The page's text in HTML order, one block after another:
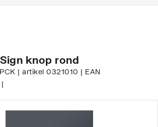
knop rond
| artikel 0321010 | EAN